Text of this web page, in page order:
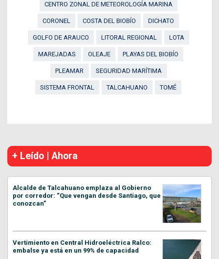
CENTRO ZONAL DE METEOROLOGÍA MARINA
CORONEL COSTA DEL BIOBÍO DICHATO
GOLFO DE ARAUCO LITORAL REGIONAL LOTA
MAREJADAS OLEAJE PLAYAS DEL BIOBÍO
PLEAMAR SEGURIDAD MARÍTIMA
SISTEMA FRONTAL TALCAHUANO TOMÉ
+ Leído | Ahora
Alcalde de Talcahuano emplaza al Gobierno
por corredor: “Que vengan desde Santiago, que
conozcan”
Vertimiento en Central Hidroeléctrica Ralco:
embalse ya está en un 99% de capacidad